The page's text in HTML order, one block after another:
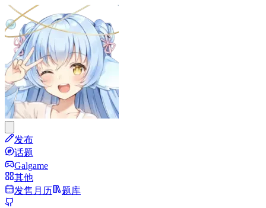
发布
话题
Galgame
其他
发售月历
题库